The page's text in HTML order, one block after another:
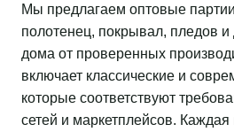
Мы предлагаем оптовые
полотенец, покрывал, пледов и
дома от проверенных
включает классические и
которые соответствуют
сетей и маркетплейсов. Каждая